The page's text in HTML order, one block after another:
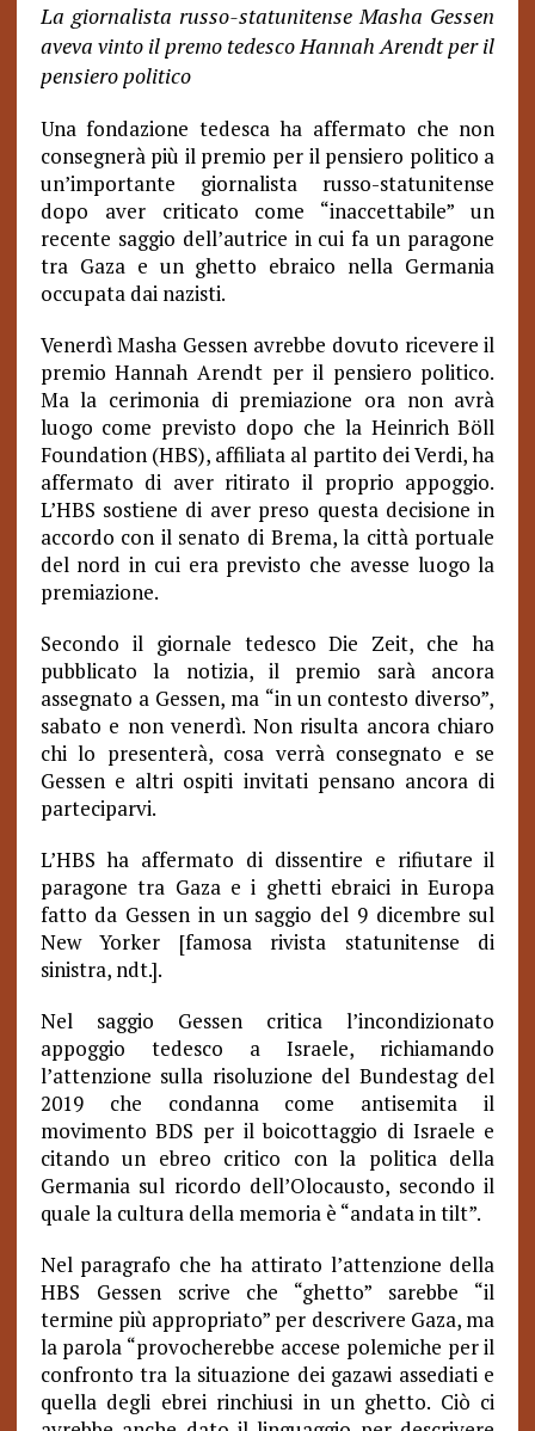
La giornalista russo-statunitense Masha Gessen
aveva vinto il premo tedesco Hannah Arendt per il
pensiero politico
Una fondazione tedesca ha affermato che non
consegnerà più il premio per il pensiero politico a
un’importante giornalista russo-statunitense
dopo aver criticato come “inaccettabile” un
recente saggio dell’autrice in cui fa un paragone
tra Gaza e un ghetto ebraico nella Germania
occupata dai nazisti.
Venerdì Masha Gessen avrebbe dovuto ricevere il
premio Hannah Arendt per il pensiero politico.
Ma la cerimonia di premiazione ora non avrà
luogo come previsto dopo che la Heinrich Böll
Foundation (HBS), affiliata al partito dei Verdi, ha
affermato di aver ritirato il proprio appoggio.
L’HBS sostiene di aver preso questa decisione in
accordo con il senato di Brema, la città portuale
del nord in cui era previsto che avesse luogo la
premiazione.
Secondo il giornale tedesco Die Zeit, che ha
pubblicato la notizia, il premio sarà ancora
assegnato a Gessen, ma “in un contesto diverso”,
sabato e non venerdì. Non risulta ancora chiaro
chi lo presenterà, cosa verrà consegnato e se
Gessen e altri ospiti invitati pensano ancora di
parteciparvi.
L’HBS ha affermato di dissentire e rifiutare il
paragone tra Gaza e i ghetti ebraici in Europa
fatto da Gessen in un saggio del 9 dicembre sul
New Yorker [famosa rivista statunitense di
sinistra, ndt.].
Nel saggio Gessen critica l’incondizionato
appoggio tedesco a Israele, richiamando
l’attenzione sulla risoluzione del Bundestag del
2019 che condanna come antisemita il
movimento BDS per il boicottaggio di Israele e
citando un ebreo critico con la politica della
Germania sul ricordo dell’Olocausto, secondo il
quale la cultura della memoria è “andata in tilt”.
Nel paragrafo che ha attirato l’attenzione della
HBS Gessen scrive che “ghetto” sarebbe “il
termine più appropriato” per descrivere Gaza, ma
la parola “provocherebbe accese polemiche per il
confronto tra la situazione dei gazawi assediati e
quella degli ebrei rinchiusi in un ghetto. Ciò ci